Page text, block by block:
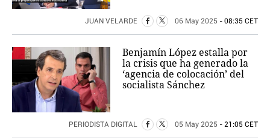
JUAN VELARDE 06 May 2025 - 08:35 CET
Benjamín López estalla por
la crisis que ha generado la
‘agencia de colocación’ del
socialista Sánchez
PERIODISTA DIGITAL 05 May 2025 - 21:05 CET